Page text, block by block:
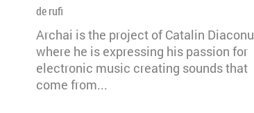
de rufi
Archai is the project of Catalin Diaconu
where he is expressing his passion for
electronic music creating sounds that
come from...